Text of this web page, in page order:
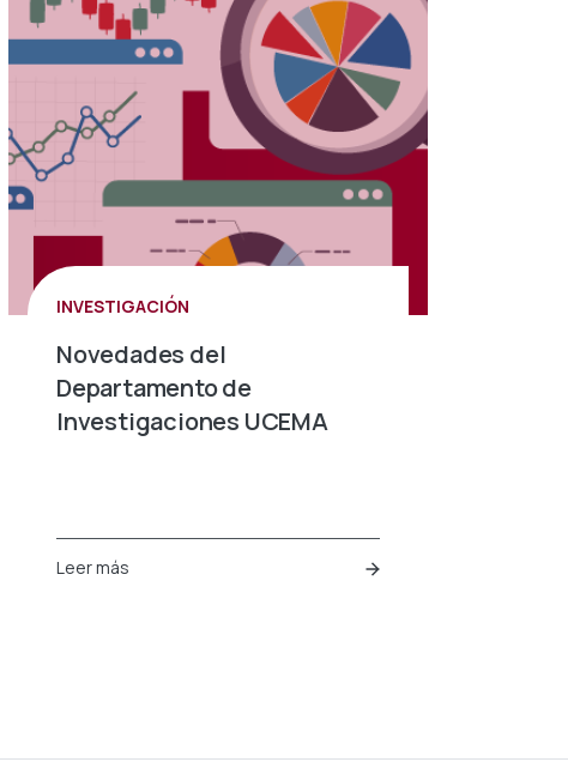
INVESTIGACIÓN
Novedades del
Departamento de
Investigaciones UCEMA
Leer más